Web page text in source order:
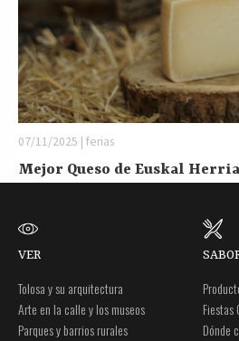
07/11/2025 | ferias
Mejor Queso de Euskal Herria
VER
Tolosa y su arquitectura
Arte en la calle y los museos
Parques y barrios rurales
Fiestas
Dónde